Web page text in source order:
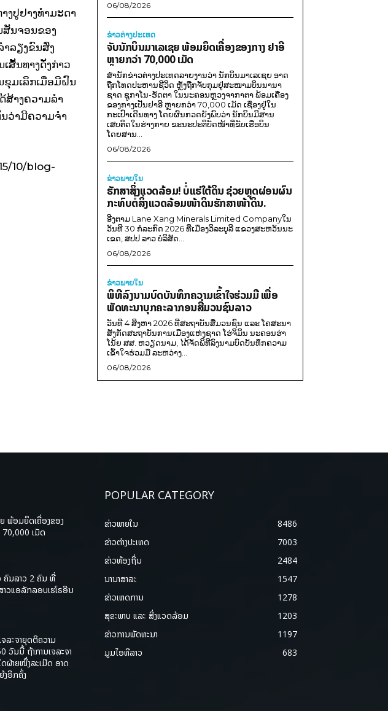
ງປູຢາງທໍາມະດາ
ສັນຈອນຂອງ
າລຽງຂົນສົ່ງ
ສັ້ນທາງດັ່ງກ່າວ
ມເລິກເມື່ອມີຝົນ
ສ້າງຄວາມລໍາ
ວ່າມີຄວາມຈໍາ
10/blog-
06/08/2026
ຂ່າວຕ່າງປະເທດ
ຈັບນັກບິນມາເລເຊຍ ພ້ອມຍຶດເຄື່ອງຂອງກາງ ຢາອີ
ຫຼາຍກວ່າ 70,000 ເມັດ
ສຳນັກຂ່າວຕ່າງປະເທດລາຍງານວ່າ ນັກບິນມາເລເຊຍ ອາດ
ຖືກໂທດປະຫານຊີວິດ ຫຼັງຖືກຈັບກຸມຢູ່ສະໜາມບິນນານາ
ຊາດ ຊູກາໂນ-ຮັດຕາ ໃນນະຄອນຫຼວງຈາກາຕາ ພ້ອມເຄື່ອງ
ຂອງກາງເປັນຢາອີ ຫຼາຍກວ່າ 70,000 ເມັດ ເຊື່ອງຢູ່ໃນ
ກະເປົາເດີນທາງ ໂດຍຜົນກວດຍັງພົບວ່າ ນັກບິນມີສານ
ເສບຕິດໃນຮ່າງກາຍ ຂະນະປະຕິບັດໜ້າທີ່ຂັບເຮືອບິນ
ໂດຍສານ...
06/08/2026
ຂ່າວພາຍ​ໃນ
ຮັກສາສິ່ງແວດລ້ອມ! ບໍ່ແຮ່ໃຕ້ດິນ ຊ່ວຍຫຼຸດຜ່ອນຜົນ
ກະທົບຕໍ່ສິ່ງແວດລ້ອມໜ້າດິນຮັກສາໜ້າດິນ.
ອີງຕາມ Lane Xang Minerals Limited Companyໃນ
ວັນທີ 30 ກໍລະກົດ 2026 ທີ່ເມືອງວິລະບູລີ ແຂວງສະຫວັນນະ
ເຂດ, ສປປ ລາວ ບໍລິສັດ...
06/08/2026
ຂ່າວພາຍ​ໃນ
ພິທີລົງນາມບົດບັນທຶກຄວາມເຂົ້າໃຈຮ່ວມມື ເພື່ອ
ພັດທະນາບຸກຄະລາກອນສື່ມວນຊົນລາວ
ວັນທີ 4 ສິງຫາ 2026 ທີ່ສະຖາບັນສື່ມວນຊົນ ແລະ ໂຄສະນາ
ສັງກັດສະຖາບັນການເມືອງແຫ່ງຊາດ ໂຮ່ຈິມິນ ນະຄອນຮ່າ
ໂນ້ຍ ສສ. ຫວຽດນາມ, ໄດ້ຈັດພິທີລົງນາມບົດບັນທຶກຄວາມ
ເຂົ້າໃຈຮ່ວມມື ລະຫວ່າງ...
06/08/2026
ພ້ອມຍຶດເຄື່ອງຂອງ
70,000 ເມັດ
ຄົນລາວ 2 ຄົນ ທີ່
ວແອລັກລອບເຮໂຣອີນ
ລະຈາຍຸດຕິຄວາມ
ວັນນີ້ ຖ້າການເຈລະຈາ
ຝ່າຍໜຶ່ງລະເມີດ ອາດ
ງອີກຄັ້ງ
POPULAR CATEGORY
ຂ່າວພາຍ​ໃນ
8486
ຂ່າວຕ່າງປະເທດ
7003
ຂ່າວທ້ອງຖິ່ນ
2484
ນານາສາລະ
1547
ຂ່າວເຫດການ
1278
ສຸຂະພາບ ແລະ ສີ່ງແວດລ້ອມ
1203
ຂ່າວການພັດທະນາ
1197
ມູມໄອທີລາວ
683